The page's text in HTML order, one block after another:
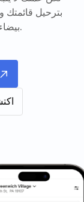
بترحيل قائمتك
بيضاء في العالم في أقل من 24 ساعة.